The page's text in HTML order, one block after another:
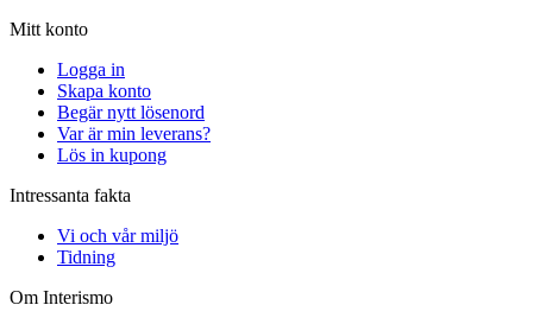
Mitt konto
Logga in
Skapa konto
Begär nytt lösenord
Var är min leverans?
Lös in kupong
Intressanta fakta
Vi och vår miljö
Tidning
Om Interismo